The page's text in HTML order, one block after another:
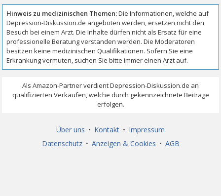
Über uns • Kontakt • Impressum
Datenschutz • Anzeigen & Cookies • AGB